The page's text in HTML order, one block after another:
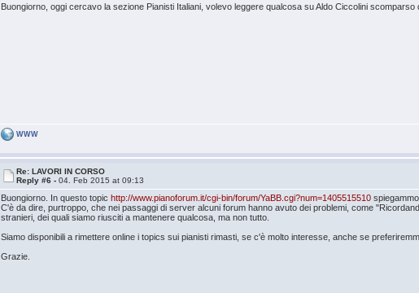
Buongiorno, oggi cercavo la sezione Pianisti Italiani, volevo leggere qualcosa su Aldo Ciccolini
WWW
Re: LAVORI IN CORSO
Reply #6 -04. Feb 2015 at 09:13
Buongiorno. In questo topichttp://www.pianoforum.it/cgi-bin/forum/YaBB.cgi?num=1405515510
C'è da dire, purtroppo, che nei passaggi di server alcuni forum hanno avuto dei problemi, come
stranieri, dei quali siamo riusciti a mantenere qualcosa, ma non tutto.
Siamo disponibili a rimettere online i topics sui pianisti rimasti, se c'è molto interesse, anche se
Grazie.